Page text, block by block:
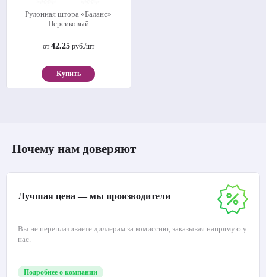
Рулонная штора «Баланс»
Персиковый
от 42.25руб./шт
Купить
Почему нам доверяют
Лучшая цена — мы производители
Вы не переплачиваете диллерам за комиссию, заказывая напрямую у
нас.
Подробнее о компании